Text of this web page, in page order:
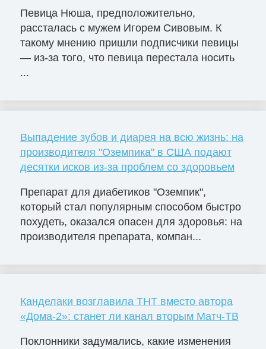
Певица Нюша, предположительно,
рассталась с мужем Игорем Сивовым. К
такому мнению пришли подписчики певицы
— из-за того, что певица перестала носить
...
Выпадение зубов и диарея на всю жизнь: на
производителя "Оземпика" в США подают
десятки исков из-за проблем со здоровьем
Препарат для диабетиков "Оземпик",
который стал популярным способом быстро
похудеть, оказался опасен для здоровья: на
производителя препарата, компан...
Канделаки возглавила ТНТ вместо автора
«Дома-2»: станет ли канал вторым Матч-ТВ
Поклонники задумались, какие изменения